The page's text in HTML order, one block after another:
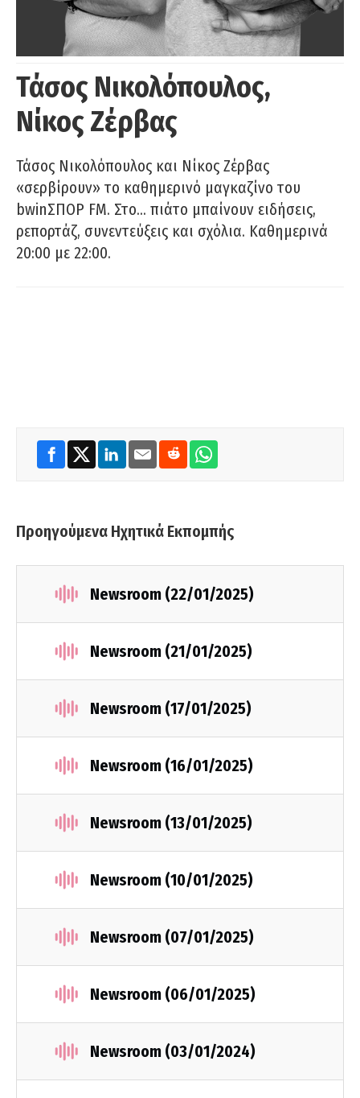
Τάσος Νικολόπουλος,
Νίκος Ζέρβας
Τάσος Νικολόπουλος και Νίκος Ζέρβας
«σερβίρουν» το καθημερινό μαγκαζίνο του
bwinΣΠΟΡ FM. Στο… πιάτο μπαίνουν ειδήσεις,
ρεπορτάζ, συνεντεύξεις και σχόλια. Καθημερινά
20:00 με 22:00.
Προηγούμενα Ηχητικά Εκπομπής
Newsroom (22/01/2025)
Newsroom (21/01/2025)
Newsroom (17/01/2025)
Newsroom (16/01/2025)
Newsroom (13/01/2025)
Newsroom (10/01/2025)
Newsroom (07/01/2025)
Newsroom (06/01/2025)
Newsroom (03/01/2024)